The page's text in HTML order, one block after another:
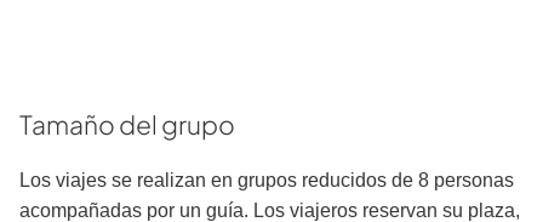
Tamaño del grupo
Los viajes se realizan en grupos reducidos de 8 personas
acompañadas por un guía. Los viajeros reservan su plaza,